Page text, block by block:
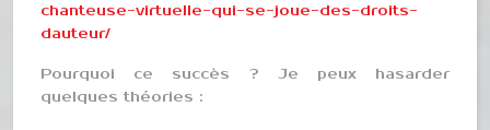
chanteuse-virtuelle-qui-se-joue-des-droits-
dauteur/
Pourquoi ce succès ? Je peux hasarder
quelques théories :